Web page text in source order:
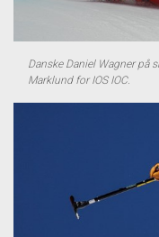
Danske Daniel Wagner på
Marklund for IOS IOC.